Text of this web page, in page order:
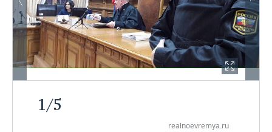
1/5
realnoevremya.ru